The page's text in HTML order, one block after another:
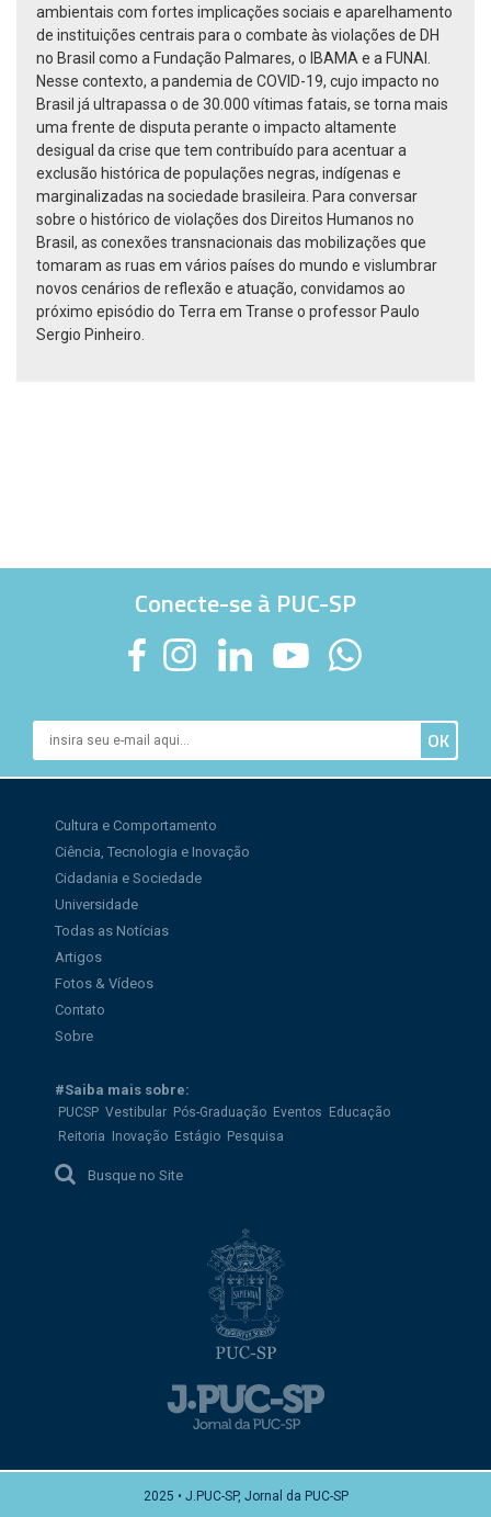
ambientais com fortes implicações sociais e aparelhamento
de instituições centrais para o combate às violações de DH
no Brasil como a Fundação Palmares, o IBAMA e a FUNAI.
Nesse contexto, a pandemia de COVID-19, cujo impacto no
Brasil já ultrapassa o de 30.000 vítimas fatais, se torna mais
uma frente de disputa perante o impacto altamente
desigual da crise que tem contribuído para acentuar a
exclusão histórica de populações negras, indígenas e
marginalizadas na sociedade brasileira. Para conversar
sobre o histórico de violações dos Direitos Humanos no
Brasil, as conexões transnacionais das mobilizações que
tomaram as ruas em vários países do mundo e vislumbrar
novos cenários de reflexão e atuação, convidamos ao
próximo episódio do Terra em Transe o professor Paulo
Sergio Pinheiro.
Conecte-se à PUC-SP
Cultura e Comportamento
Ciência, Tecnologia e Inovação
Cidadania e Sociedade
Universidade
Todas as Notícias
Artigos
Fotos & Vídeos
Contato
Sobre
#Saiba mais sobre:
PUCSP Vestibular Pós-Graduação Eventos
Educação
Reitoria
Inovação Estágio Pesquisa
Busque no Site
2025 • J.PUC-SP, Jornal da PUC-SP